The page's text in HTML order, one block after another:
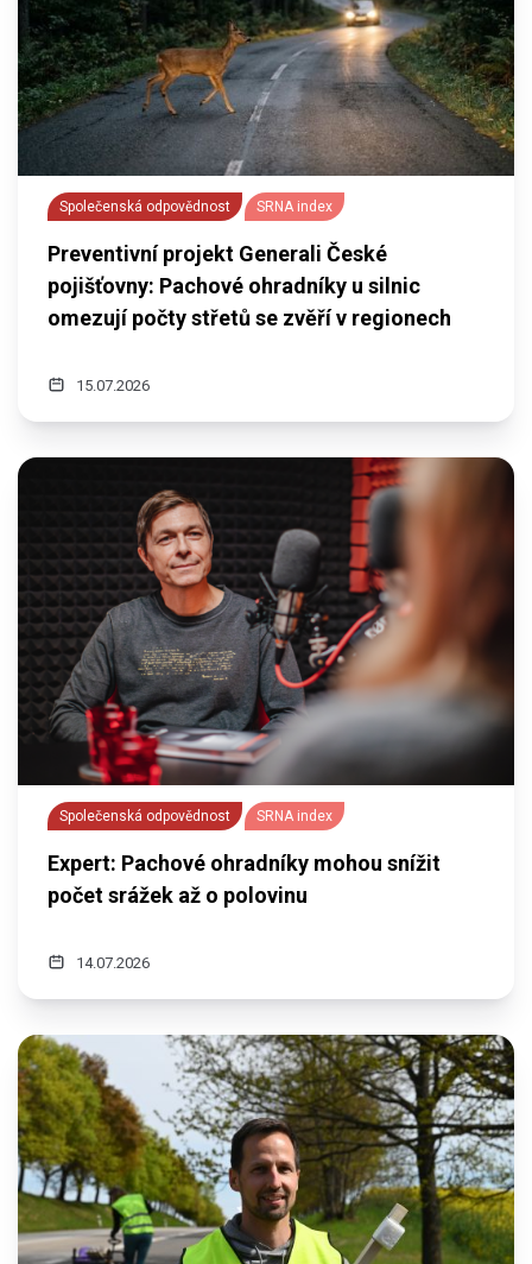
Společenská odpovědnost SRNA index
Preventivní projekt Generali České
pojišťovny: Pachové ohradníky u silnic
omezují počty střetů se zvěří v regionech
15.07.2026
Společenská odpovědnost SRNA index
Expert: Pachové ohradníky mohou snížit
počet srážek až o polovinu
14.07.2026